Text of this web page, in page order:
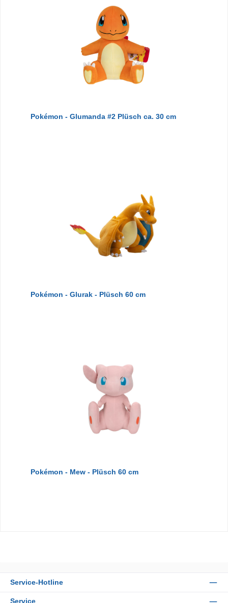
Pokémon - Glumanda #2 Plüsch ca. 30 cm
Pokémon - Glurak - Plüsch 60 cm
Pokémon - Mew - Plüsch 60 cm
Service-Hotline
Service